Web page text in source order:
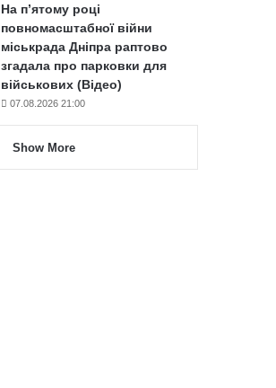
На п’ятому році
повномасштабної війни
міськрада Дніпра раптово
згадала про парковки для
військових (Відео)
07.08.2026 21:00
Show More